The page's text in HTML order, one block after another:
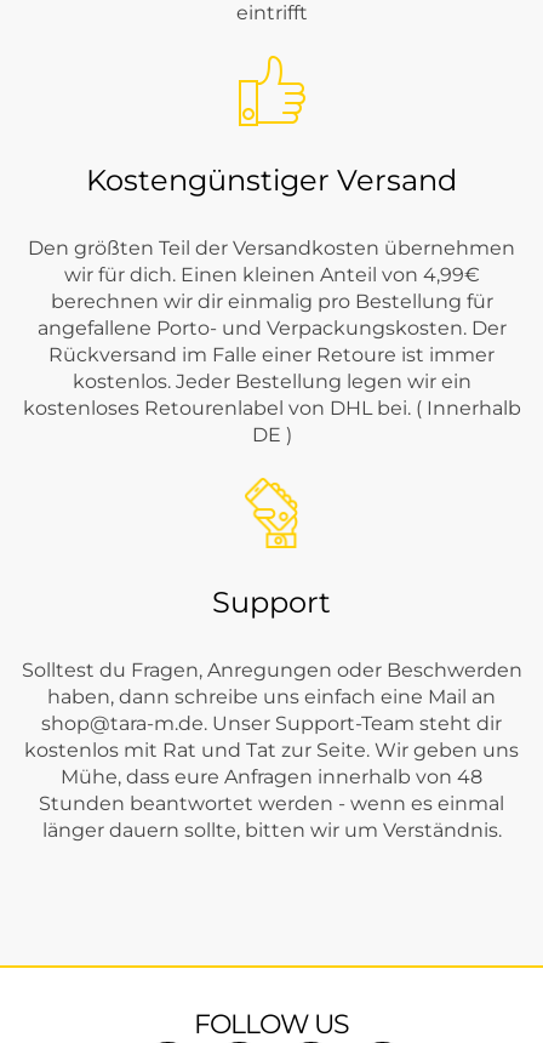
eintrifft
Kostengünstiger Versand
Den größten Teil der Versandkosten übernehmen
wir für dich. Einen kleinen Anteil von 4,99€
berechnen wir dir einmalig pro Bestellung für
angefallene Porto- und Verpackungskosten. Der
Rückversand im Falle einer Retoure ist immer
kostenlos. Jeder Bestellung legen wir ein
kostenloses Retourenlabel von DHL bei. ( Innerhalb
DE )
Support
Solltest du Fragen, Anregungen oder Beschwerden
haben, dann schreibe uns einfach eine Mail an
shop@tara-m.de. Unser Support-Team steht dir
kostenlos mit Rat und Tat zur Seite. Wir geben uns
Mühe, dass eure Anfragen innerhalb von 48
Stunden beantwortet werden - wenn es einmal
länger dauern sollte, bitten wir um Verständnis.
FOLLOW US